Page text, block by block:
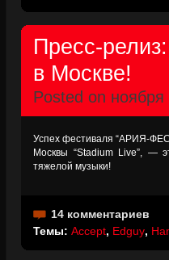
Пресс-
в Москве!
Posted on
Успех фестиваля “АРИЯ-
Москвы “Stadium Live”, —
тяжелой музыки!
14 комментариев
Темы: Accept, Edguy,